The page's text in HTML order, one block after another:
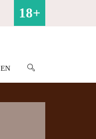
18+
EN